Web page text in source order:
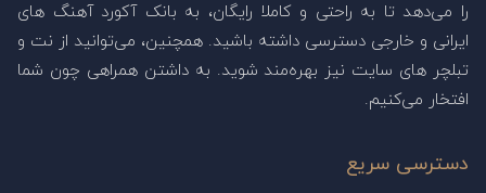
را می‌دهد تا به راحتی و کاملا رایگان، به بانک آکورد آهنگ های
ایرانی و خارجی دسترسی داشته باشید. همچنین، می‌توانید از نت و
تبلچر های سایت نیز بهره‌مند شوید. به داشتن همراهی چون شما
افتخار می‌کنیم.
دسترسی سریع